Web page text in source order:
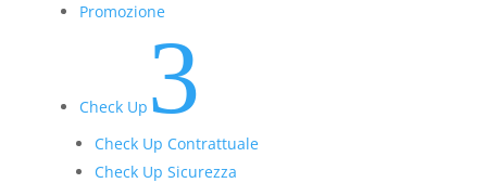
Promozione
Check Up 3
Check Up Contrattuale
Check Up Sicurezza